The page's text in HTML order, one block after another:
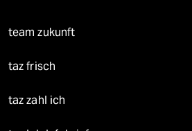
team zukunft
taz frisch
taz zahl ich